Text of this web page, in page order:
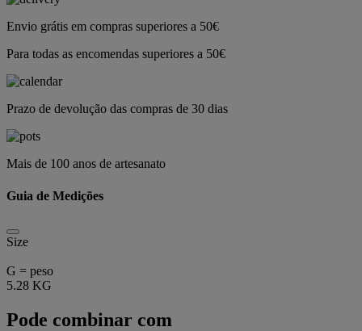
Envio grátis em compras superiores a 50€
Para todas as encomendas superiores a 50€
Prazo de devolução das compras de 30 dias
Mais de 100 anos de artesanato
Guia de Medições
Size
G = peso
5.28 KG
Pode combinar com